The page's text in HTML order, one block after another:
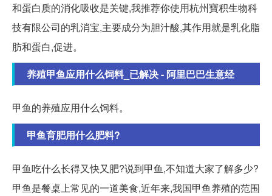
和蛋白质的消化吸收是关键,我推荐你使用杭州寶积生物科
技有限公司的乳消宝,主要成分为胆汁酸,其作用就是乳化脂
肪和蛋白,促进。
养殖甲鱼应用什么饲料_已解决 - 阿里巴巴生意经
甲鱼的养殖应用什么饲料。
甲鱼育肥用什么肥料?
甲鱼吃什么长得又快又肥?说到甲鱼,不知道大家了解多少?
甲鱼是餐桌上常见的一道美食,近年来,我国甲鱼养殖的范围